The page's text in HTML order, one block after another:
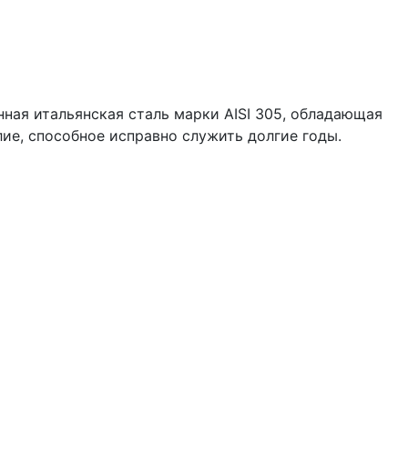
итальянская сталь марки AISI 305, обладающая
способное исправно служить долгие годы.